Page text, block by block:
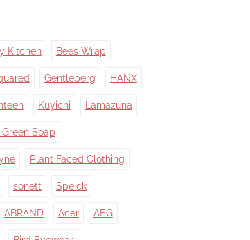
Kitchen Bees Wrap
Gentleberg HANX
Kuyichi Lamazuna
Soap
Plant Faced Clothing
sonett Speick
ABRAND Acer AEG